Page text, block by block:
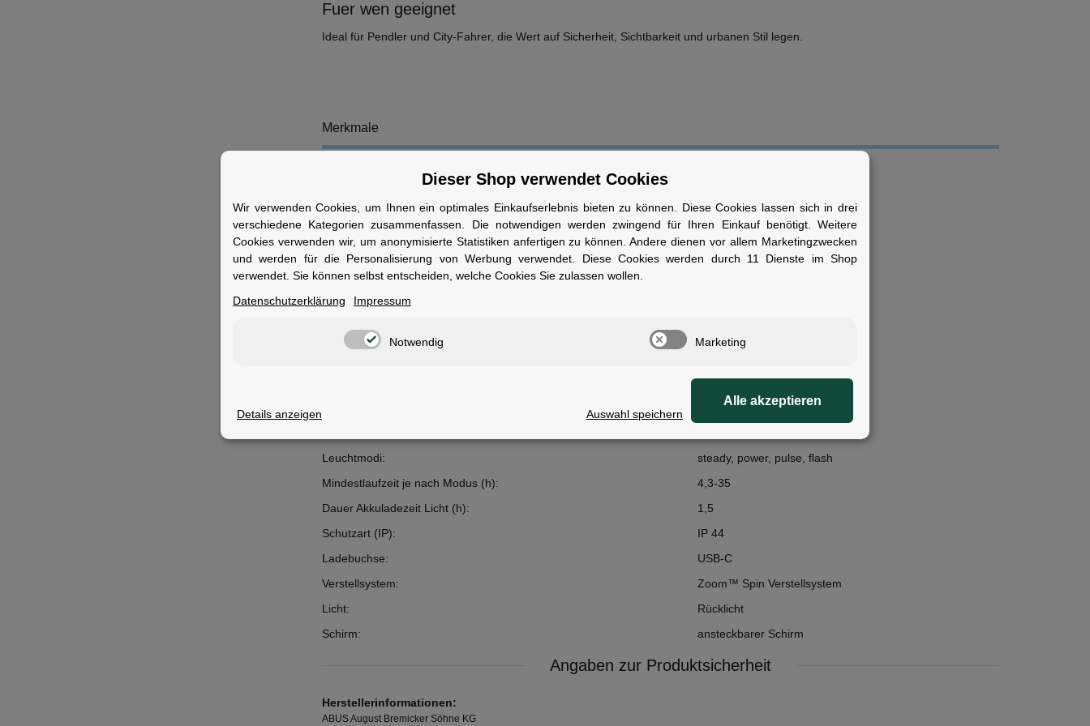
Fuer wen geeignet
Ideal für Pendler und City-Fahrer, die Wert auf Sicherheit, Sichtbarkeit und urbanen Stil legen.
Merkmale
Entnehmbare Polster:
Ja
Waschbare Polster:
Ja
Kopfring:
Vollring
Fertigungsverfahren:
Zopf-Öffnung:
Belüftung:
200
Leuchtmodi:
steady, power, pulse, flash
Mindestlaufzeit je nach Modus (h):
4,3-35
Dauer Akkuladezeit Licht (h):
1,5
Schutzart (IP):
IP 44
Ladebuchse:
USB-C
Verstellsystem:
Zoom™ Spin Verstellsystem
Licht:
Rücklicht
Schirm:
ansteckbarer Schirm
Angaben zur Produktsicherheit
Herstellerinformationen:
ABUS August Bremicker Söhne KG
Dieser Shop verwendet Cookies
Wir verwenden Cookies, um Ihnen ein optimales Einkaufserlebnis bieten zu können. Diese Cookies lassen sich in drei
verschiedene Kategorien zusammenfassen. Die notwendigen werden zwingend für Ihren Einkauf benötigt. Weitere
Cookies verwenden wir, um anonymisierte Statistiken anfertigen zu können. Andere dienen vor allem Marketingzwecken
und werden für die Personalisierung von Werbung verwendet. Diese Cookies werden durch 11 Dienste im Shop
verwendet. Sie können selbst entscheiden, welche Cookies Sie zulassen wollen.
Datenschutzerklärung
Impressum
Notwendig Marketing
Details anzeigen Auswahl speichern
Alle akzeptieren